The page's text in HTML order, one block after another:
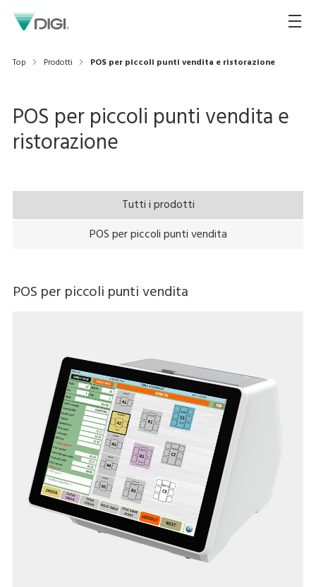
Top Prodotti POS per piccoli punti vendita e ristorazione
POS per piccoli punti vendita e
ristorazione
Tutti i prodotti
POS per piccoli punti vendita
POS per piccoli punti vendita